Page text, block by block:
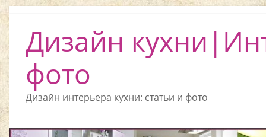
Дизайн
фото
Дизайн интерьера кухни: статьи и фото